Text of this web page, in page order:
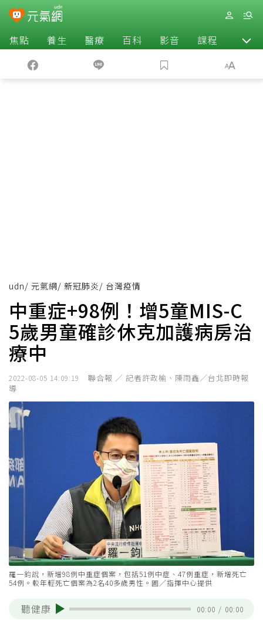
焦點 養生 醫療 百科 影音 課程 退休
udn/ 元氣網/ 新冠肺炎 / 台灣疫情
中重症+98例！增5童MIS-C
5歲男童確診休克加護病房治
療中
2022-08-05 14:09:19
聯合報 ／ 記者許政榆、陳雨鑫／台北即時報
導
羅一鈞說，新增98例中重症個案，包括51例中症、47例重症，新增死亡
54例。較年輕死亡個案為2名40多歲男性。圖／指揮中心提供
聽健康 00:00 / 00:00